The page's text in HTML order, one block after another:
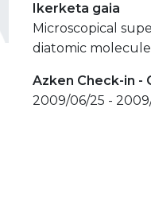
Ikerketa gaia
Microscopical
diatomic
Azken Check-in -
2009/06/25 -